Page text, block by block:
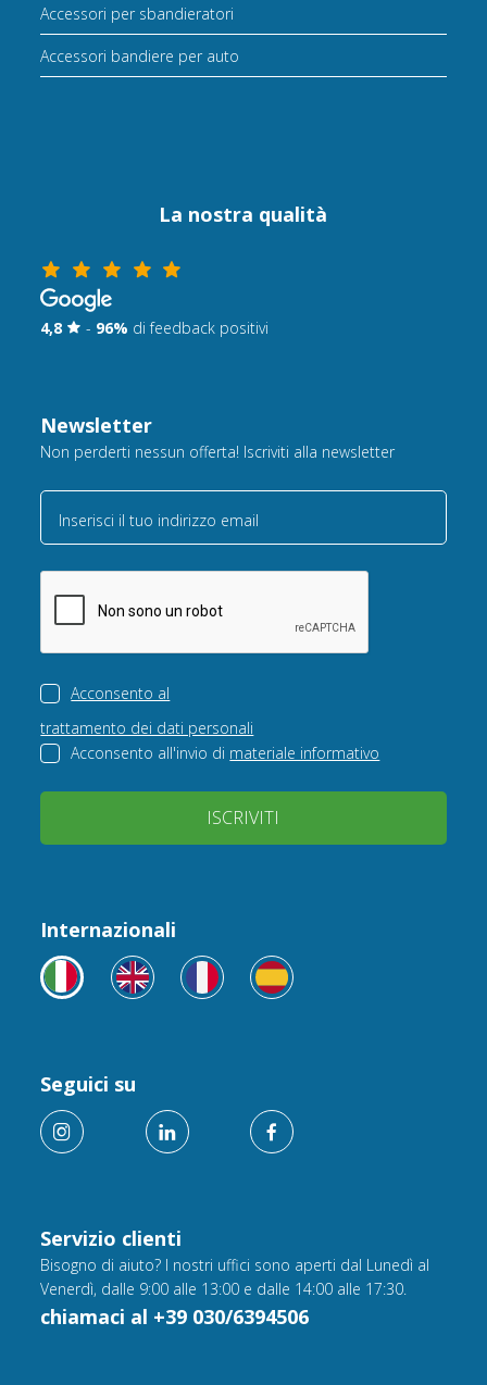
Accessori per sbandieratori
Accessori bandiere per auto
La nostra qualità
4,8 - 96% di feedback positivi
Newsletter
Non perderti nessun offerta! Iscriviti alla newsletter
Inserisci il tuo indirizzo email
Acconsento al
trattamento dei dati personali
Acconsento all'invio di materiale informativo
ISCRIVITI
Servizio clienti
Bisogno di aiuto? I nostri uffici sono aperti dal Lunedì al
Venerdì, dalle 9:00 alle 13:00 e dalle 14:00 alle 17:30.
chiamaci al +39 030/6394506
Internazionali
Seguici su